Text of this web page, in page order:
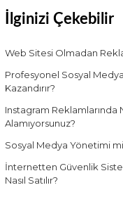
İlginizi Çekebilir
Web Sitesi Olmadan
Profesyonel Sosyal
Kazandırır?
Instagram Reklamlarında
Alamıyorsunuz?
Sosyal Medya Yönetimi
İnternetten Güvenlik
Nasıl Satılır?